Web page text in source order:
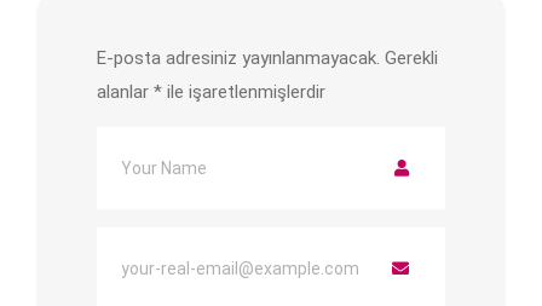
E-posta adresiniz yayınlanmayacak. Gerekli
alanlar * ile işaretlenmişlerdir